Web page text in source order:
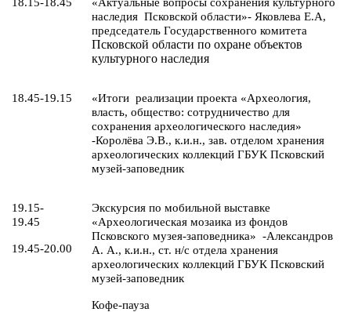
наследия Псковской области»- Яковлева Е.А,
председатель Государственного комитета
Псковской области по охране объектов
культурного наследия
18.45-19.15
«Итоги реализации проекта «Археология,
власть, общество: сотрудничество для
сохранения археологического наследия»
-Королёва Э.В., к.и.н., зав. отделом хранения
археологических коллекций ГБУК Псковский
музей-заповедник
19.15-
19.45
19.45-20.00
Экскурсия по мобильной выставке
«Археологическая мозаика из фондов
Псковского музея-заповедника» -Александров
А. А., к.и.н., ст. н/с отдела хранения
археологических коллекций ГБУК Псковский
музей-заповедник
Кофе-пауза